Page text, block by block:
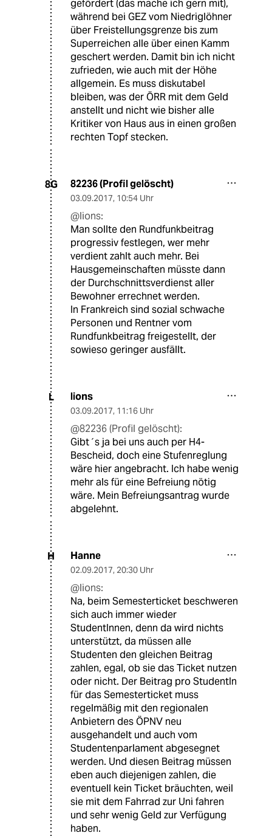
gefördert (das mache ich gern mit),
während bei GEZ vom Niedriglöhner
über Freistellungsgrenze bis zum
Superreichen alle über einen Kamm
geschert werden. Damit bin ich nicht
zufrieden, wie auch mit der Höhe
allgemein. Es muss diskutabel
bleiben, was der ÖRR mit dem Geld
anstellt und nicht wie bisher alle
Kritiker von Haus aus in einen großen
rechten Topf stecken.
8G 82236 (Profil gelöscht)
03.09.2017, 10:54 Uhr
@lions:
Man sollte den Rundfunkbeitrag
progressiv festlegen, wer mehr
verdient zahlt auch mehr. Bei
Hausgemeinschaften müsste dann
der Durchschnittsverdienst aller
Bewohner errechnet werden.
In Frankreich sind sozial schwache
Personen und Rentner vom
Rundfunkbeitrag freigestellt, der
sowieso geringer ausfällt.
L lions
03.09.2017, 11:16 Uhr
@82236 (Profil gelöscht):
Gibt´s ja bei uns auch per H4-
Bescheid, doch eine Stufenreglung
wäre hier angebracht. Ich habe wenig
mehr als für eine Befreiung nötig
wäre. Mein Befreiungsantrag wurde
abgelehnt.
H Hanne
02.09.2017, 20:30 Uhr
@lions:
Na, beim Semesterticket beschweren
sich auch immer wieder
StudentInnen, denn da wird nichts
unterstützt, da müssen alle
Studenten den gleichen Beitrag
zahlen, egal, ob sie das Ticket nutzen
oder nicht. Der Beitrag pro StudentIn
für das Semesterticket muss
regelmäßig mit den regionalen
Anbietern des ÖPNV neu
ausgehandelt und auch vom
Studentenparlament abgesegnet
werden. Und diesen Beitrag müssen
eben auch diejenigen zahlen, die
eventuell kein Ticket bräuchten, weil
sie mit dem Fahrrad zur Uni fahren
und sehr wenig Geld zur Verfügung
haben.